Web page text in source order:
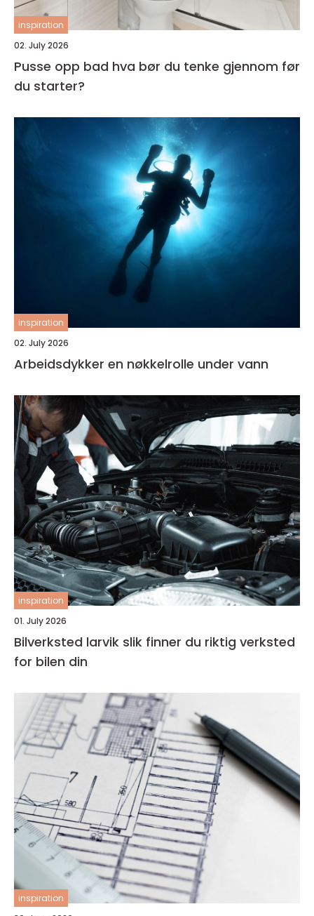
inspiration
02. July 2026
Pusse opp bad hva bør du tenke gjennom før
du starter?
inspiration
02. July 2026
Arbeidsdykker en nøkkelrolle under vann
inspiration
01. July 2026
Bilverksted larvik slik finner du riktig verksted
for bilen din
inspiration